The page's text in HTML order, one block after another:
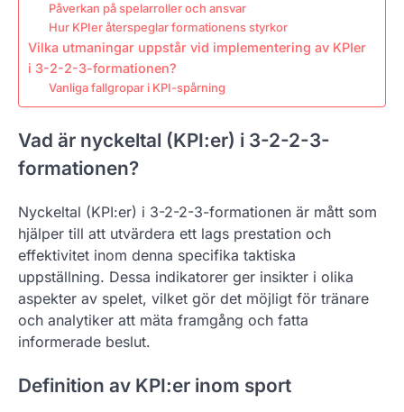
Påverkan på spelarroller och ansvar
Hur KPIer återspeglar formationens styrkor
Vilka utmaningar uppstår vid implementering av KPIer
i 3-2-2-3-formationen?
Vanliga fallgropar i KPI-spårning
Vad är nyckeltal (KPI:er) i 3-2-2-3-
formationen?
Nyckeltal (KPI:er) i 3-2-2-3-formationen är mått som
hjälper till att utvärdera ett lags prestation och
effektivitet inom denna specifika taktiska
uppställning. Dessa indikatorer ger insikter i olika
aspekter av spelet, vilket gör det möjligt för tränare
och analytiker att mäta framgång och fatta
informerade beslut.
Definition av KPI:er inom sport